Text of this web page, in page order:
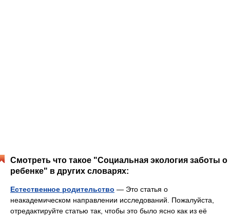
Смотреть что такое "Социальная экология заботы о
ребенке" в других словарях:
Естественное родительство — Это статья о
неакадемическом направлении исследований. Пожалуйста,
отредактируйте статью так, чтобы это было ясно как из её